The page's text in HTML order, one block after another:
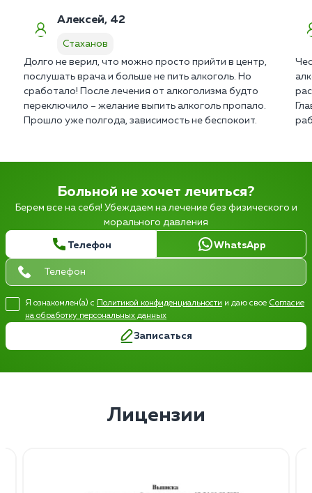
Алексей, 42
Стаханов
Долго не верил, что можно просто прийти в центр,
послушать врача и больше не пить алкоголь. Но
сработало! После лечения от алкоголизма будто
переключило – желание выпить алкоголь пропало.
Прошло уже полгода, зависимость не беспокоит.
Больной не хочет лечиться?
Берем все на себя! Убеждаем на лечение без физического и
морального давления
Телефон WhatsApp
Я ознакомлен(а) с Политикой конфиденциальности и даю свое Согласие
на обработку персональных данных
Записаться
Лицензии